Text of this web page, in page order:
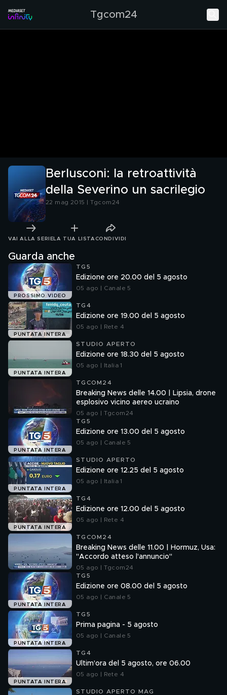
Tgcom24
Berlusconi: la retroattività
della Severino un sacrilegio
22 mag 2015 | Tgcom24
VAI ALLA SERIE LA TUA LISTA CONDIVIDI
Guarda anche
PROSSIMO VIDEO
TG5
Edizione ore 20.00 del 5 agosto
05 ago | Canale 5
PUNTATA INTERA
TG4
Edizione ore 19.00 del 5 agosto
05 ago | Rete 4
PUNTATA INTERA
STUDIO APERTO
Edizione ore 18.30 del 5 agosto
05 ago | Italia 1
TGCOM24
Breaking News delle 14.00 | Lipsia, drone
esplosivo vicino aereo ucraino
05 ago | Tgcom24
PUNTATA INTERA
TG5
Edizione ore 13.00 del 5 agosto
05 ago | Canale 5
PUNTATA INTERA
STUDIO APERTO
Edizione ore 12.25 del 5 agosto
05 ago | Italia 1
PUNTATA INTERA
TG4
Edizione ore 12.00 del 5 agosto
05 ago | Rete 4
TGCOM24
Breaking News delle 11.00 | Hormuz, Usa:
"Accordo atteso l'annuncio"
05 ago | Tgcom24
PUNTATA INTERA
TG5
Edizione ore 08.00 del 5 agosto
05 ago | Canale 5
PUNTATA INTERA
TG5
Prima pagina - 5 agosto
05 ago | Canale 5
PUNTATA INTERA
TG4
Ultim'ora del 5 agosto, ore 06.00
05 ago | Rete 4
STUDIO APERTO MAG